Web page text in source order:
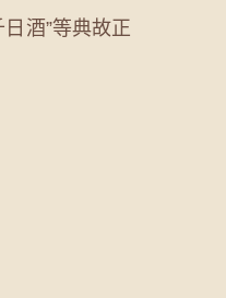
酒”等典故正